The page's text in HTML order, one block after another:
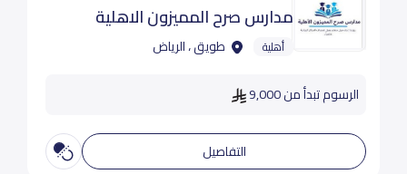
مدارس صرح المميزون الاهلية
أهلية طويق ، الرياض
الرسوم تبدأ من 9,000
التفاصيل